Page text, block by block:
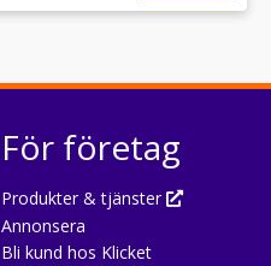
För företag
Produkter & tjänster
Annonsera
Bli kund hos Klicket